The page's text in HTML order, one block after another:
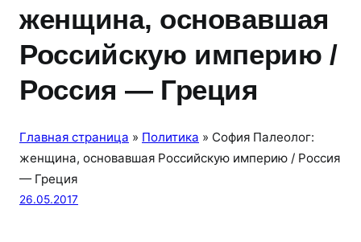
женщина, основавшая
Российскую империю /
Россия — Греция
Главная страница » Политика » София Палеолог:
женщина, основавшая Российскую империю / Россия
— Греция
26.05.2017